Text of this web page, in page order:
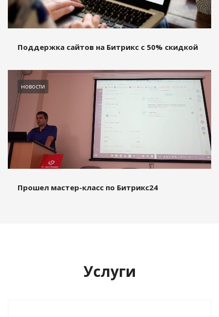
Поддержка сайтов на Битрикс с 50% скидкой
новости
Прошел мастер-класс по Битрикс24
Услуги